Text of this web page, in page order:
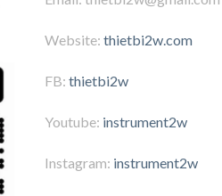
Website: thietbi2w.com
FB: thietbi2w
Youtube: instrument2w
Instagram: instrument2w